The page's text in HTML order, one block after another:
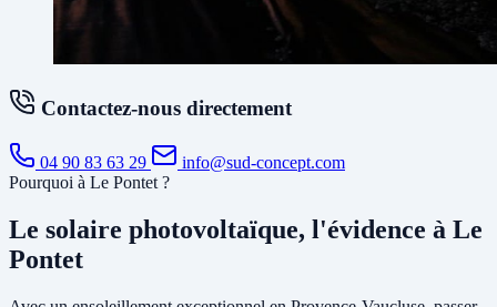
Contactez-nous directement
04 90 83 63 29
info@sud-concept.com
Pourquoi à Le Pontet ?
Le solaire photovoltaïque, l'évidence à Le
Pontet